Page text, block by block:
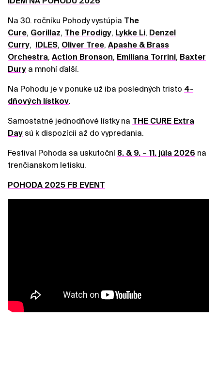
Na 30. ročníku Pohody vystúpia The
Cure, Gorillaz, The Prodigy, Lykke Li, Denzel
Curry, IDLES, Oliver Tree, Apashe & Brass
Orchestra, Action Bronson, Emilíana Torrini, Baxter
Dury a mnohí ďalší.
Na Pohodu je v ponuke už iba posledných tristo 4-
dňových lístkov.
Samostatné jednodňové lístky na THE CURE Extra
Day sú k dispozícii až do vypredania.
Festival Pohoda sa uskutoční 8. & 9. – 11. júla 2026 na
trenčianskom letisku.
POHODA 2025 FB EVENT